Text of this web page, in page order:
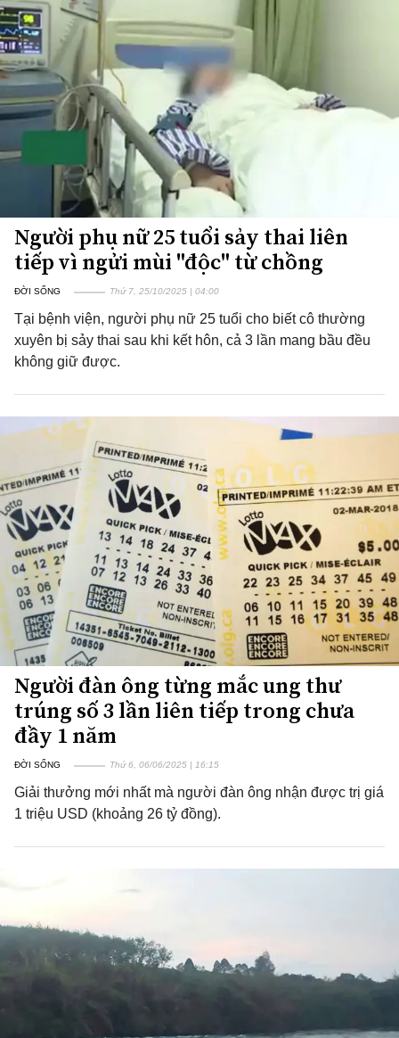
Người phụ nữ 25 tuổi sảy thai liên
tiếp vì ngửi mùi "độc" từ chồng
ĐỜI SỐNG Thứ 7, 25/10/2025 | 04:00
Tại bệnh viện, người phụ nữ 25 tuổi cho biết cô thường
xuyên bị sảy thai sau khi kết hôn, cả 3 lần mang bầu đều
không giữ được.
Người đàn ông từng mắc ung thư
trúng số 3 lần liên tiếp trong chưa
đầy 1 năm
ĐỜI SỐNG Thứ 6, 06/06/2025 | 16:15
Giải thưởng mới nhất mà người đàn ông nhận được trị giá
1 triệu USD (khoảng 26 tỷ đồng).